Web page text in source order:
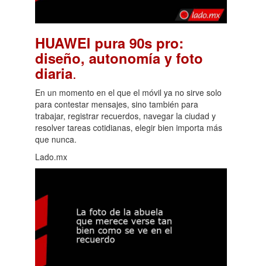
HUAWEI pura 90s pro:
diseño, autonomía y foto
diaria.
En un momento en el que el móvil ya no sirve solo
para contestar mensajes, sino también para
trabajar, registrar recuerdos, navegar la ciudad y
resolver tareas cotidianas, elegir bien importa más
que nunca.
Lado.mx